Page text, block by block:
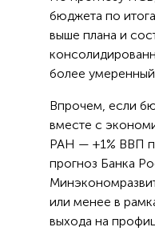
бюджета по
выше плана и
более
Впрочем, если
вместе с
РАН — +1% ВВП
прогноз Банка
или менее в
выхода на